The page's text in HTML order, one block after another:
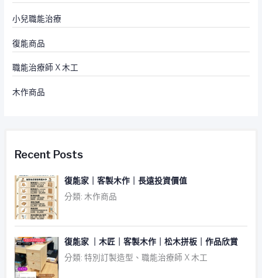
小兒職能治療
復能商品
職能治療師 X 木工
木作商品
Recent Posts
復能家｜客製木作｜長遠投資價值
分類: 木作商品
復能家 ｜木匠｜客製木作｜松木拼板｜作品欣賞
分類: 特別訂製造型、職能治療師 X 木工